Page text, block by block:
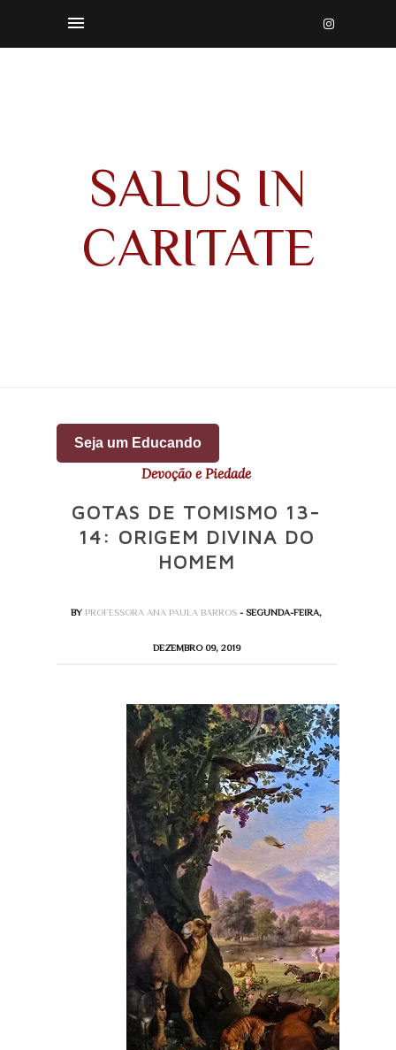
SALUS IN
CARITATE
Seja um Educando
Devoção e Piedade
GOTAS DE TOMISMO 13-
14: ORIGEM DIVINA DO
HOMEM
BYPROFESSORA ANA PAULA BARROS- SEGUNDA-FEIRA,
DEZEMBRO 09, 2019